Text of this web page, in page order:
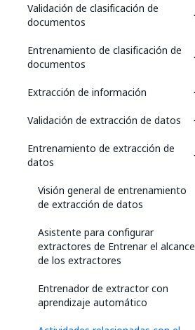
Validación de clasificación de
documentos
Entrenamiento de clasificación de
documentos
Extracción de información
Validación de extracción de datos
Entrenamiento de extracción de
datos
Visión general de entrenamiento
de extracción de datos
Asistente para configurar
extractores de Entrenar el alcance
de los extractores
Entrenador de extractor con
aprendizaje automático